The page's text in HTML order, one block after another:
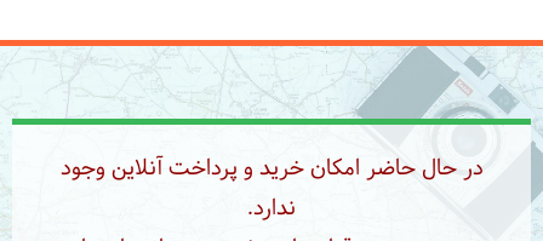
در حال حاضر امکان خرید و پرداخت آنلاین وجود
ندارد.